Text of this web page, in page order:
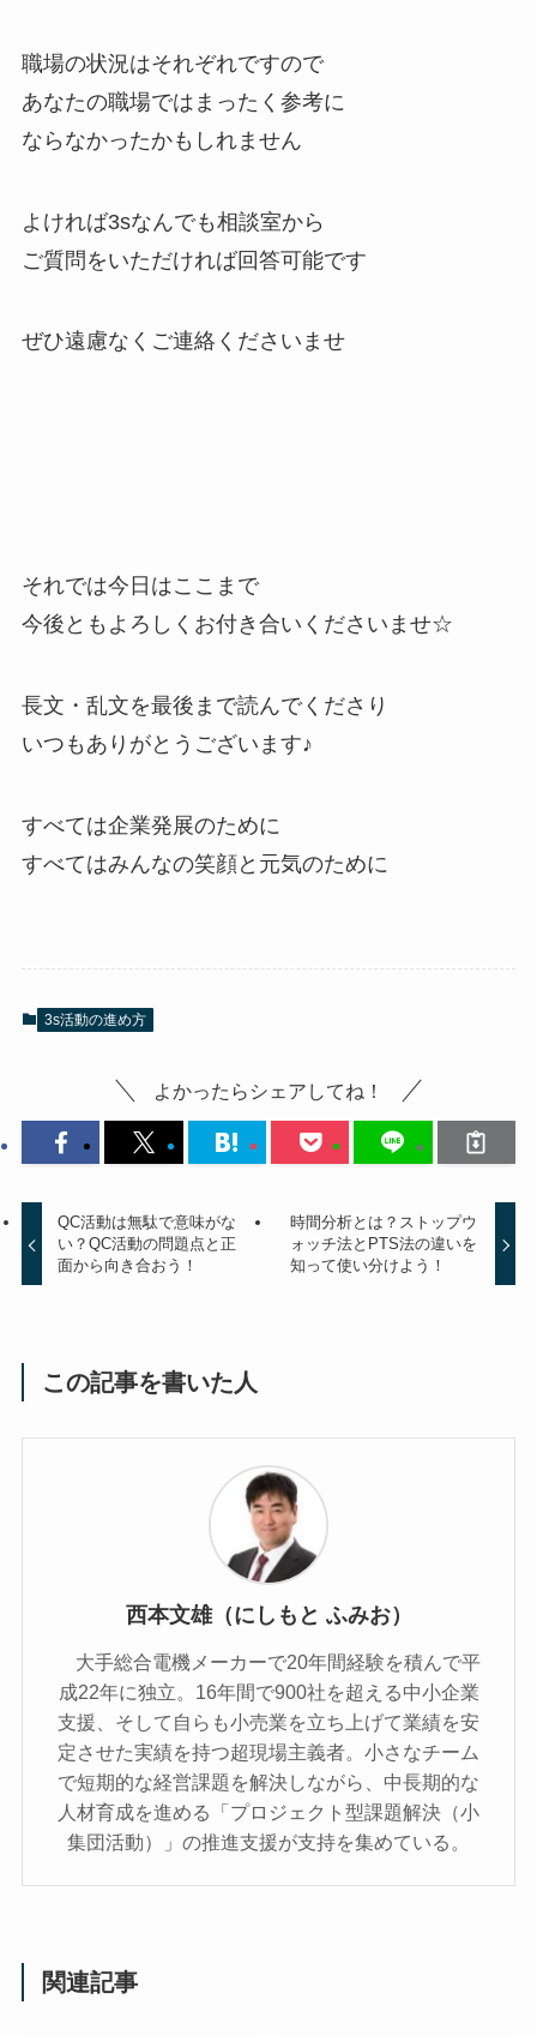
職場の状況はそれぞれですので
あなたの職場ではまったく参考に
ならなかったかもしれません
よければ3sなんでも相談室から
ご質問をいただければ回答可能です
ぜひ遠慮なくご連絡くださいませ
それでは今日はここまで
今後ともよろしくお付き合いくださいませ☆
長文・乱文を最後まで読んでくださり
いつもありがとうございます♪
すべては企業発展のために
すべてはみんなの笑顔と元気のために
3s活動の進め方
よかったらシェアしてね！
QC活動は無駄で意味がな
い？QC活動の問題点と正
面から向き合おう！
時間分析とは？ストップウ
ォッチ法とPTS法の違いを
知って使い分けよう！
この記事を書いた人
西本文雄（にしもと ふみお）
大手総合電機メーカーで20年間経験を積んで平
成22年に独立。16年間で900社を超える中小企業
支援、そして自らも小売業を立ち上げて業績を安
定させた実績を持つ超現場主義者。小さなチーム
で短期的な経営課題を解決しながら、中長期的な
人材育成を進める「プロジェクト型課題解決（小
集団活動）」の推進支援が支持を集めている。
関連記事